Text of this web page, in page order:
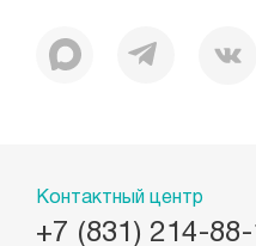
Контактный центр
+7 (831) 214-88-